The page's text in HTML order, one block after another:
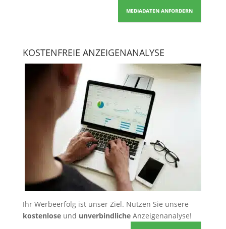
MEDIADATEN ANFORDERN
KOSTENFREIE ANZEIGENANALYSE
Ihr Werbeerfolg ist unser Ziel. Nutzen Sie unsere
kostenloseund unverbindlicheAnzeigenanalyse!